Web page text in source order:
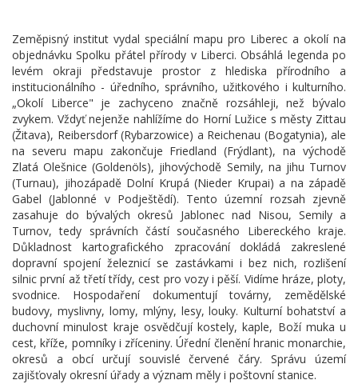
Zeměpisný institut vydal speciální mapu pro Liberec a okolí na
objednávku Spolku přátel přírody v Liberci. Obsáhlá legenda po
levém okraji představuje prostor z hlediska přírodního a
institucionálního - úředního, správního, užitkového i kulturního.
„Okolí Liberce" je zachyceno značně rozsáhleji, než bývalo
zvykem. Vždyť nejenže nahlížíme do Horní Lužice s městy Zittau
(Žitava), Reibersdorf (Rybarzowice) a Reichenau (Bogatynia), ale
na severu mapu zakončuje Friedland (Frýdlant), na východě
Zlatá Olešnice (Goldenöls), jihovýchodě Semily, na jihu Turnov
(Turnau), jihozápadě Dolní Krupá (Nieder Krupai) a na západě
Gabel (Jablonné v Podještědí). Tento územní rozsah zjevně
zasahuje do bývalých okresů Jablonec nad Nisou, Semily a
Turnov, tedy správních částí současného Libereckého kraje.
Důkladnost kartografického zpracování dokládá zakreslené
dopravní spojení železnicí se zastávkami i bez nich, rozlišení
silnic první až třetí třídy, cest pro vozy i pěší. Vidíme hráze, ploty,
svodnice. Hospodaření dokumentují továrny, zemědělské
budovy, myslivny, lomy, mlýny, lesy, louky. Kulturní bohatství a
duchovní minulost kraje osvědčují kostely, kaple, Boží muka u
cest, kříže, pomníky i zříceniny. Úřední členění hranic monarchie,
okresů a obcí určují souvislé červené čáry. Správu území
zajišťovaly okresní úřady a význam měly i poštovní stanice.